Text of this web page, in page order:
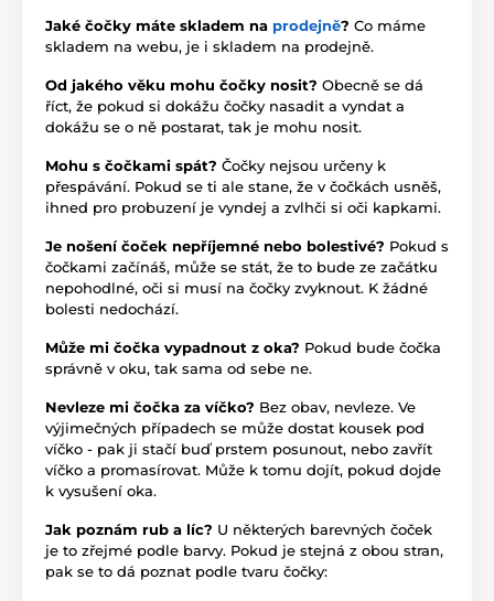
Jaké čočky máte skladem na prodejně? Co máme
skladem na webu, je i skladem na prodejně.
Od jakého věku mohu čočky nosit? Obecně se dá
říct, že pokud si dokážu čočky nasadit a vyndat a
dokážu se o ně postarat, tak je mohu nosit.
Mohu s čočkami spát? Čočky nejsou určeny k
přespávání. Pokud se ti ale stane, že v čočkách usněš,
ihned pro probuzení je vyndej a zvlhči si oči kapkami.
Je nošení čoček nepříjemné nebo bolestivé? Pokud s
čočkami začínáš, může se stát, že to bude ze začátku
nepohodlné, oči si musí na čočky zvyknout. K žádné
bolesti nedochází.
Může mi čočka vypadnout z oka? Pokud bude čočka
správně v oku, tak sama od sebe ne.
Nevleze mi čočka za víčko? Bez obav, nevleze. Ve
výjimečných případech se může dostat kousek pod
víčko - pak ji stačí buď prstem posunout, nebo zavřít
víčko a promasírovat. Může k tomu dojít, pokud dojde
k vysušení oka.
Jak poznám rub a líc? U některých barevných čoček
je to zřejmé podle barvy. Pokud je stejná z obou stran,
pak se to dá poznat podle tvaru čočky: